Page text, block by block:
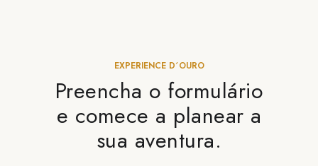
Preencha o formulário
e comece a planear a
sua aventura.
EXPERIENCE D´OURO